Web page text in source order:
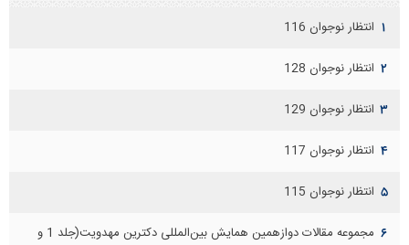
۱ انتظار نوجوان 116
۲ انتظار نوجوان 128
۳ انتظار نوجوان 129
۴ انتظار نوجوان 117
۵ انتظار نوجوان 115
۶
مجموعه مقالات دوازهمين همايش بين‌المللی دكترين مهدويت(جلد 1 و